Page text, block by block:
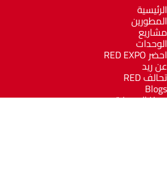
الرئيسية
المطورين
مشاريع
الوحدات
احضر RED EXPO
عن ريد
تحالف RED
Blogs
مركز المعرفة